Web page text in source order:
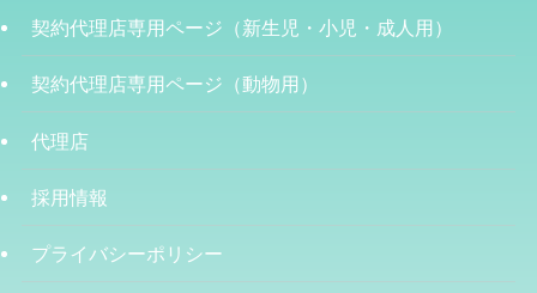
契約代理店専用ページ（新生児・小児・成人用）
契約代理店専用ページ（動物用）
代理店
採用情報
プライバシーポリシー